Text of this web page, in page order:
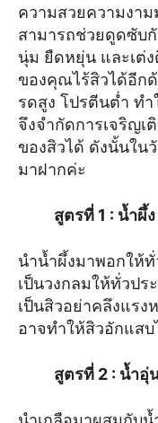
ความสวยความงา
สามารถช่วยดูดซับกั
นุ่ม ยืดหยุ่น และเต่
ของคุณไร้สิวได้อีก
รดสูง โปรตีนต่ำ ทำ
จึงจำกัดการเจริญเ
ของสิวได้ ดังนั้นใน
มาฝากค่ะ
สูตรที่ 1 : น้ำผึ้
นำน้ำผึ้งมาพอกให้
เป็นวงกลมให้ทั่วป
เป็นสิวอย่าคลึงแรง
อาจทำให้สิวอักแส
สูตรที่ 2 : น้ำอุ่